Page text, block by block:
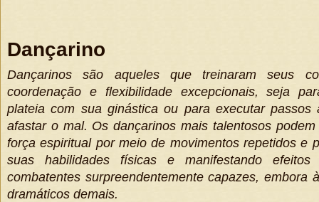
Dançarino
Dançarinos são aqueles que treinaram seus
coordenação e flexibilidade excepcionais, seja
plateia com sua ginástica ou para executar passos
afastar o mal. Os dançarinos mais talentosos
força espiritual por meio de movimentos repetidos e
suas habilidades físicas e manifestando
combatentes surpreendentemente capazes,
dramáticos demais.